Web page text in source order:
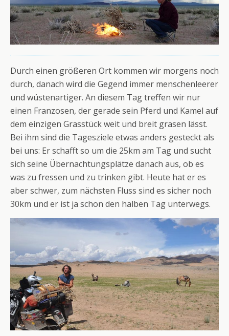
Durch einen größeren Ort kommen wir morgens noch
durch, danach wird die Gegend immer menschenleerer
und wüstenartiger. An diesem Tag treffen wir nur
einen Franzosen, der gerade sein Pferd und Kamel auf
dem einzigen Grasstück weit und breit grasen lässt.
Bei ihm sind die Tagesziele etwas anders gesteckt als
bei uns: Er schafft so um die 25km am Tag und sucht
sich seine Übernachtungsplätze danach aus, ob es
was zu fressen und zu trinken gibt. Heute hat er es
aber schwer, zum nächsten Fluss sind es sicher noch
30km und er ist ja schon den halben Tag unterwegs.